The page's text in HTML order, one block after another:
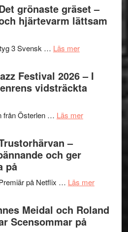
titlar
i
Shahab
Mehrabi
till
Kulturs
grönaste gräset –
hjärtevarm lättsam
3 Svensk … Läs merom
Filmrecension:
Det
grönaste
gräset
en
hjärtevarm
Festival 2026 – I
vidsträckta
från Österlen … Läs merom
–
Delvis
bortom
–
och ger
på
på Netflix … Läs merom
–
Meidal och Roland
Scensommar på